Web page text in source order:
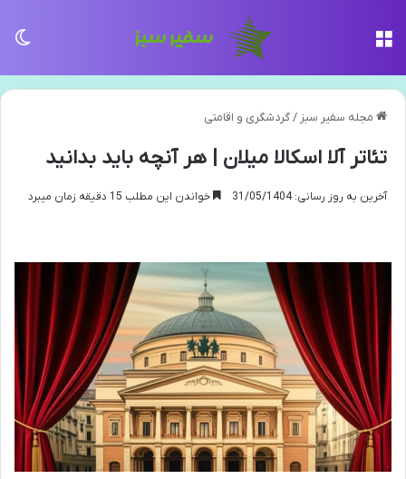
مجله سفیر سبز /گردشگری و اقامتی
تئاتر آلا اسکالا میلان | هر آنچه باید بدانید
آخرین به روز رسانی: 31/05/1404 خواندن این مطلب 15 دقیقه زمان میبرد